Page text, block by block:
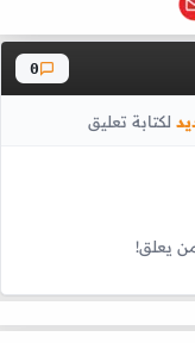
0
لكتابة تعليق
يعلق!